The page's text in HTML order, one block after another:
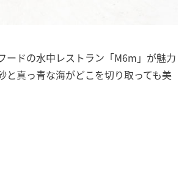
ードの水中レストラン「M6m」が魅力
と真っ青な海がどこを切り取っても美